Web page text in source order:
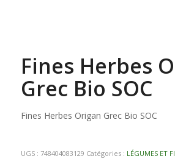
Fines Herbes
Grec Bio SOC
Fines Herbes Origan Grec Bio SOC
UGS : 748404083129 Catégories : LÉGUMES ET